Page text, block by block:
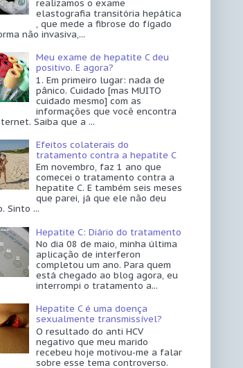
realizamos o exame
elastografia transitória hepática
, que mede a fibrose do fígado
não invasiva,...
Meu exame de hepatite C deu
positivo. E agora?
1. Em primeiro lugar: nada de
pânico. Cuidado [mas MUITO
cuidado mesmo] com as
informações que você encontra
Saiba que a ...
Efeitos colaterais do
tratamento contra a hepatite C
Em novembro, faz 1 ano que
comecei o tratamento contra a
hepatite C. E também seis meses
que parei, já que ele não deu
Sinto ...
Hepatite C: Diário do tratamento
No dia 08 de maio, minha última
aplicação de interferon
completou um ano. Para quem
está chegado ao blog agora, eu
interrompi o tratamento a...
Hepatite C é uma doença
sexualmente transmissível?
O resultado do anti HCV
negativo que meu marido
recebeu hoje motivou-me a falar
sobre esse tema controverso.